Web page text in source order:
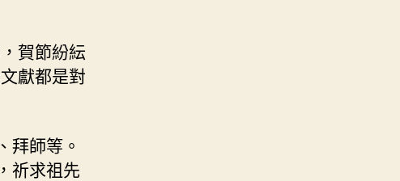
賀節紛紜
獻都是對
拜師等。
祈求祖先